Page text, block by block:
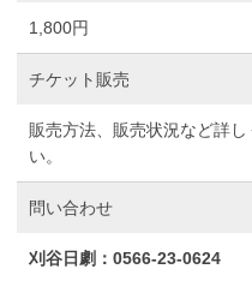
1,800円
チケット販売
販売方法、販売状況など詳し
い。
問い合わせ
刈谷日劇：0566-23-0624